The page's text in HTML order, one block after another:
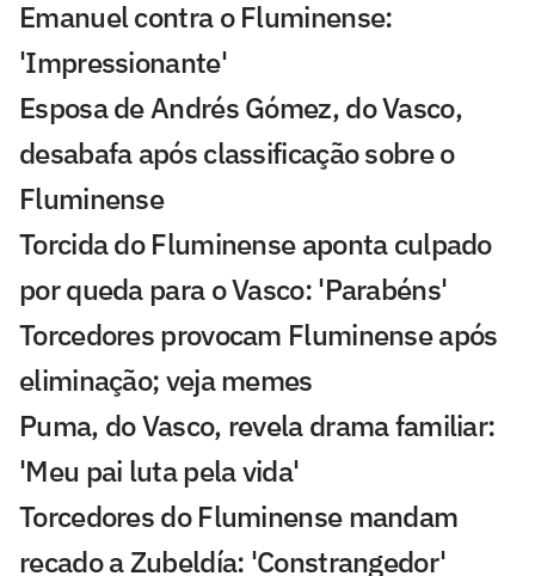
Emanuel contra o Fluminense:
'Impressionante'
Esposa de Andrés Gómez, do Vasco,
desabafa após classificação sobre o
Fluminense
Torcida do Fluminense aponta culpado
por queda para o Vasco: 'Parabéns'
Torcedores provocam Fluminense após
eliminação; veja memes
Puma, do Vasco, revela drama familiar:
'Meu pai luta pela vida'
Torcedores do Fluminense mandam
recado a Zubeldía: 'Constrangedor'